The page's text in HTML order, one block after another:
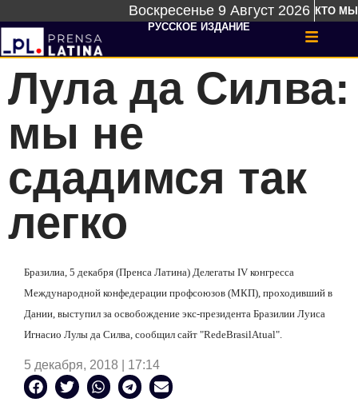
Воскресенье 9 Август 2026 КТО МЫ
РУССКОЕ ИЗДАНИЕ
Лула да Силва:
мы не
сдадимся так
легко
Бразилиа, 5 декабря (Пренса Латина) Делегаты IV конгресса
Международной конфедерации профсоюзов (МКП), проходивший в
Дании, выступил за освобождение экс-президента Бразилии Луиса
Игнасио Лулы да Силва, сообщил сайт "RedeBrasilAtual".
5 декабря, 2018 | 17:14